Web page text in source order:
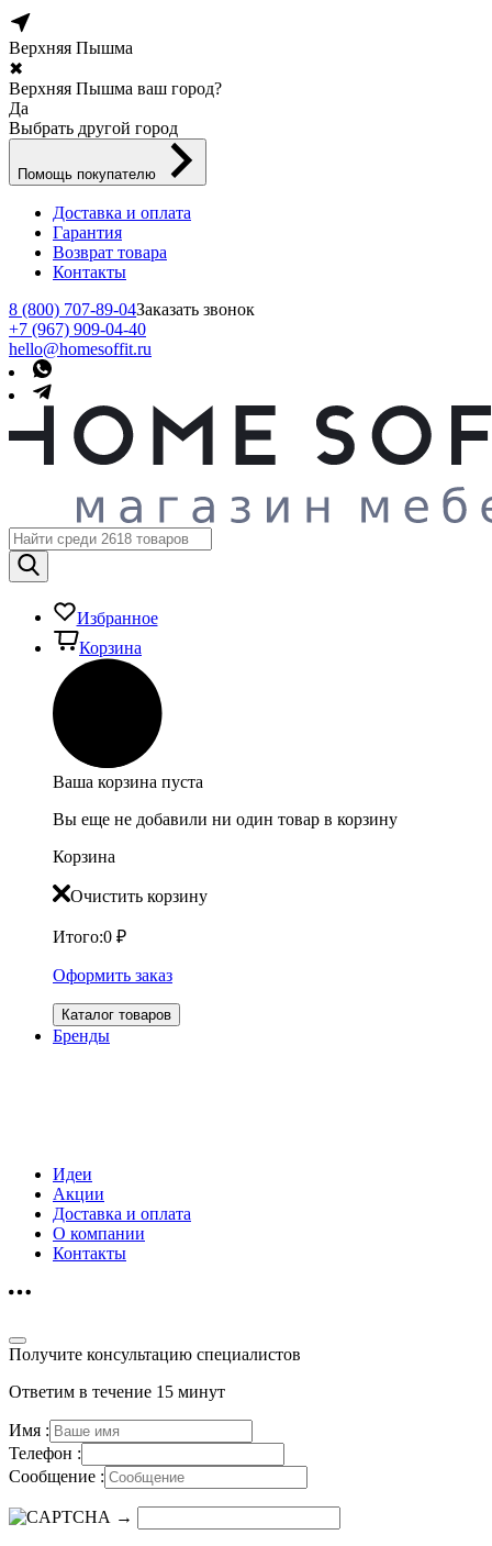
Верхняя Пышма
✖
Верхняя Пышма ваш город?
Да
Выбрать другой город
Помощь покупателю
Доставка и оплата
Гарантия
Возврат товара
Контакты
8 (800) 707-89-04Заказать звонок
+7 (967) 909-04-40
hello@homesoffit.ru
Избранное
Корзина
Ваша корзина пуста
Вы еще не добавили ни один товар в корзину
Корзина
Очистить корзину
Итого:0 ₽
Оформить заказ
Каталог товаров
Бренды
Идеи
Акции
Доставка и оплата
О компании
Контакты
Получите консультацию специалистов
Ответим в течение 15 минут
Имя :
Телефон :
Сообщение :
→